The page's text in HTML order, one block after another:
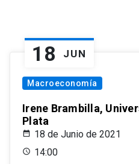
18 JUN
Macroeconomía
Irene Brambilla,
Plata
18 de Junio de 2021
14:00